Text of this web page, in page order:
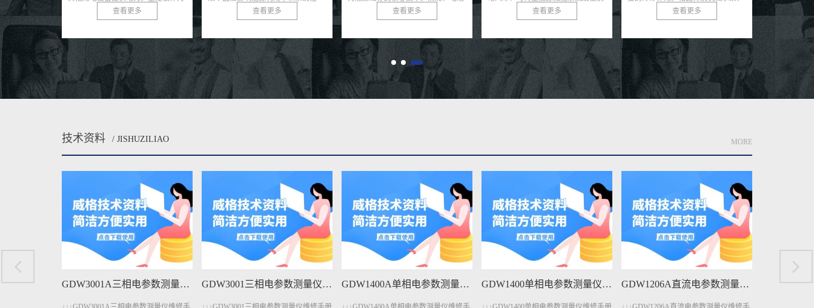
能。随着可再生能源的快速...
查看更多
在极端条件下可能发生热...
查看更多
式电子设备。然而，锂电...
查看更多
电子水泵具有智能可控、节能...
查看更多
极端条件下，如高温、低...
查看更多
还是医疗康
技术资料 / JISHUZILIAO MORE
GDW3001三相电参数测量仪维修手册下载 GDW1400A单相电参数测量仪维修手册下载 GDW1400单相电参数测量仪维修手册下载 GDW1206A直流电参数测量仪维修手册下载 GDW401A变压器测量仪维修手册下载